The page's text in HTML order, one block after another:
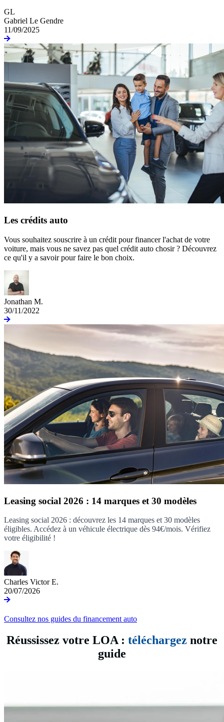
GL
Gabriel Le Gendre
11/09/2025
Les crédits auto
Vous souhaitez souscrire à un crédit pour financer l'achat de votre
voiture, mais vous ne savez pas quel crédit auto chosir ? Découvrez
ce qu'il y a savoir pour faire le bon choix.
Jonathan M.
30/11/2022
Leasing social 2026 : 14 marques et 30 modèles
Leasing social 2026 : découvrez les 14 marques et 30 modèles
éligibles. Accédez à un véhicule électrique dès 94€/mois. Vérifiez
votre éligibilité !
Charles Victor E.
20/07/2026
Consultez nos guides du financement auto
Réussissez votre LOA : téléchargez notre
guide